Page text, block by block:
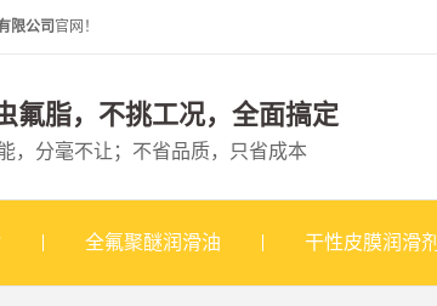
限公司 官网！
氟脂，不挑工况，全面搞定
，分毫不让；不省品质，只省成本
全氟聚醚润滑油 干性皮膜润滑剂